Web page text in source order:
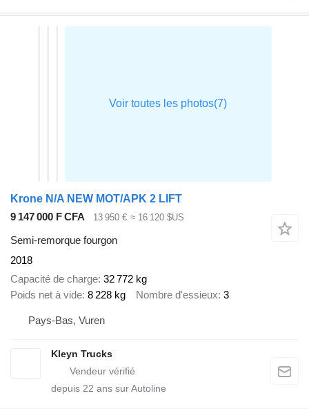
Krone N/A NEW MOT/APK 2 LIFT
9 147 000 F CFA
13 950 € ≈ 16 120 $US
Semi-remorque fourgon
2018
Capacité de charge 32 772 kg
Poids net à vide 8 228 kg Nombre d'essieux 3
Pays-Bas, Vuren
Kleyn Trucks
depuis 22 ans sur Autoline